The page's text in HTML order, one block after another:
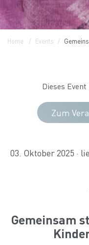
Home Events
Dieses
Zum
03. Oktober 2025 ·
Gemeinsam